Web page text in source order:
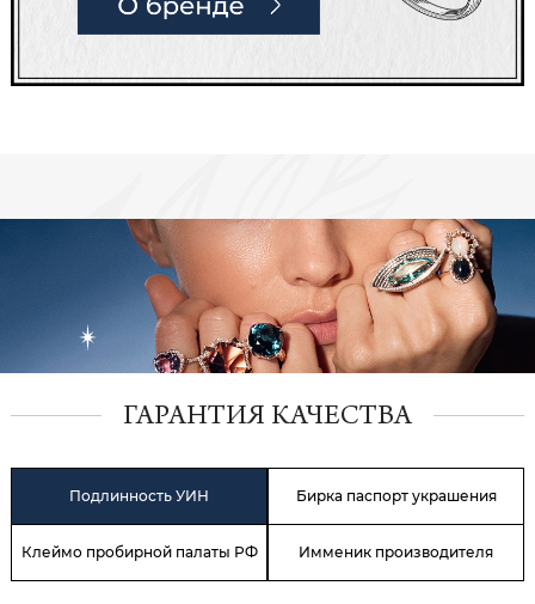
ГАРАНТИЯ КАЧЕСТВА
Подлинность УИН Бирка паспорт украшения
Клеймо пробирной палаты РФ Имменик производителя